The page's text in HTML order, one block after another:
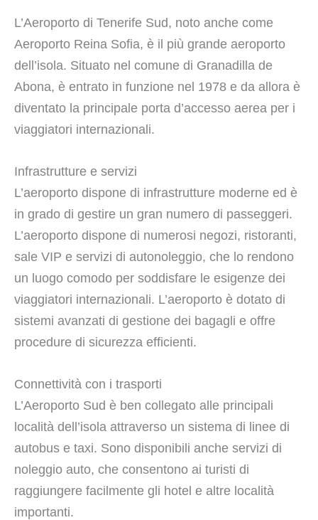
L’Aeroporto di Tenerife Sud, noto anche come
Aeroporto Reina Sofia, è il più grande aeroporto
dell’isola. Situato nel comune di Granadilla de
Abona, è entrato in funzione nel 1978 e da allora è
diventato la principale porta d’accesso aerea per i
viaggiatori internazionali.
Infrastrutture e servizi
L’aeroporto dispone di infrastrutture moderne ed è
in grado di gestire un gran numero di passeggeri.
L’aeroporto dispone di numerosi negozi, ristoranti,
sale VIP e servizi di autonoleggio, che lo rendono
un luogo comodo per soddisfare le esigenze dei
viaggiatori internazionali. L’aeroporto è dotato di
sistemi avanzati di gestione dei bagagli e offre
procedure di sicurezza efficienti.
Connettività con i trasporti
L’Aeroporto Sud è ben collegato alle principali
località dell’isola attraverso un sistema di linee di
autobus e taxi. Sono disponibili anche servizi di
noleggio auto, che consentono ai turisti di
raggiungere facilmente gli hotel e altre località
importanti.